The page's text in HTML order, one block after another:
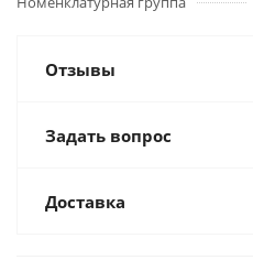
Отзывы
Задать вопрос
Доставка